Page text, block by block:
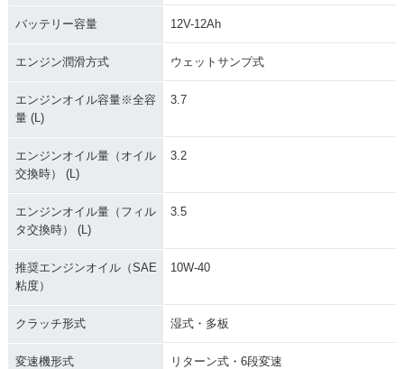
バッテリー容量 12V-12Ah
エンジン潤滑方式 ウェットサンプ式
エンジンオイル容量※全容
量 (L)
3.7
エンジンオイル量（オイル
交換時） (L)
3.2
エンジンオイル量（フィル
タ交換時） (L)
3.5
推奨エンジンオイル（SAE
粘度）
10W-40
クラッチ形式 湿式・多板
変速機形式 リターン式・6段変速